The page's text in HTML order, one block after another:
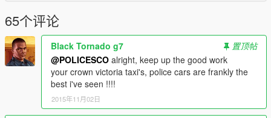
65个评论
Black Tornado g7
置顶帖
@POLICESCO alright, keep up the good work
your crown victoria taxi's, police cars are frankly the
best i've seen !!!!
2015年11月02日